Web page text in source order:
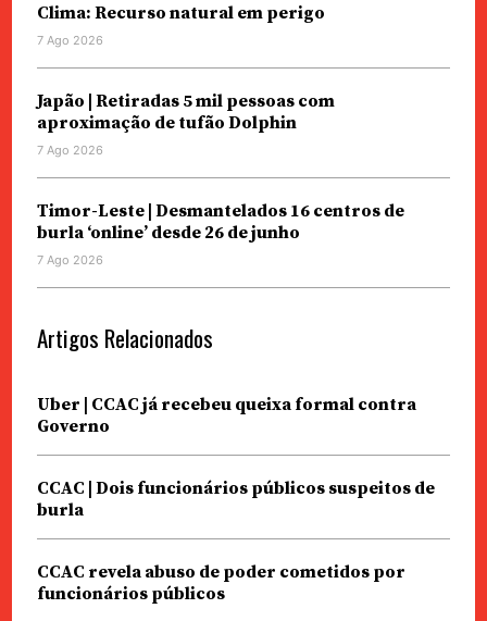
Clima: Recurso natural em perigo
7 Ago 2026
Japão | Retiradas 5 mil pessoas com
aproximação de tufão Dolphin
7 Ago 2026
Timor-Leste | Desmantelados 16 centros de
burla ‘online’ desde 26 de junho
7 Ago 2026
Artigos Relacionados
Uber | CCAC já recebeu queixa formal contra
Governo
CCAC | Dois funcionários públicos suspeitos de
burla
CCAC revela abuso de poder cometidos por
funcionários públicos